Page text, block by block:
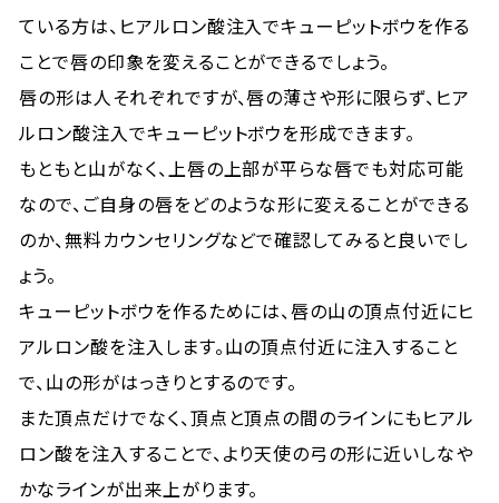
ている方は、ヒアルロン酸注入でキューピットボウを作る
ことで唇の印象を変えることができるでしょう。
唇の形は人それぞれですが、唇の薄さや形に限らず、ヒア
ルロン酸注入でキューピットボウを形成できます。
もともと山がなく、上唇の上部が平らな唇でも対応可能
なので、ご自身の唇をどのような形に変えることができる
のか、無料カウンセリングなどで確認してみると良いでし
ょう。
キューピットボウを作るためには、唇の山の頂点付近にヒ
アルロン酸を注入します。山の頂点付近に注入すること
で、山の形がはっきりとするのです。
また頂点だけでなく、頂点と頂点の間のラインにもヒアル
ロン酸を注入することで、より天使の弓の形に近いしなや
かなラインが出来上がります。